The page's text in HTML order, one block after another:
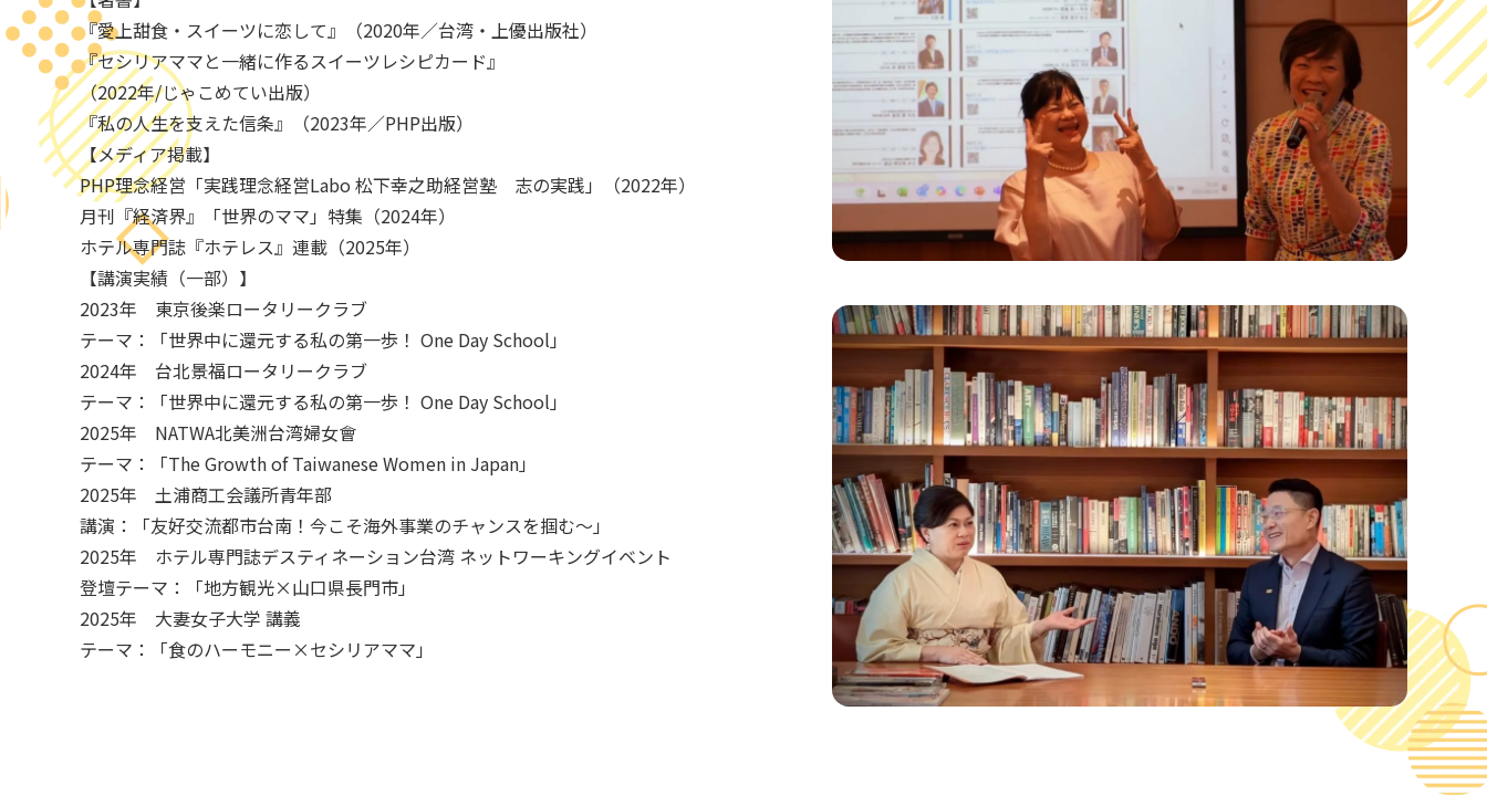
『愛上甜食・スイーツに恋して』（2020年／台湾・上優出版社）
『セシリアママと一緒に作るスイーツレシピカード』
（2022年/じゃこめてい出版）
『私の人生を支えた信条』（2023年／PHP出版）
【メディア掲載】
PHP理念経営「実践理念経営Labo 松下幸之助経営塾 志の実践」（2022年）
月刊『経済界』「世界のママ」特集（2024年）
ホテル専門誌『ホテレス』連載（2025年）
【講演実績（一部）】
2023年 東京後楽ロータリークラブ
テーマ：「世界中に還元する私の第一歩！ One Day School」
2024年 台北景福ロータリークラブ
テーマ：「世界中に還元する私の第一歩！ One Day School」
2025年 NATWA北美洲台湾婦女會
テーマ：「The Growth of Taiwanese Women in Japan」
2025年 土浦商工会議所青年部
講演：「友好交流都市台南！今こそ海外事業のチャンスを掴む～」
2025年 ホテル専門誌デスティネーション台湾 ネットワーキングイベント
登壇テーマ：「地方観光×山口県長門市」
2025年 大妻女子大学 講義
テーマ：「食のハーモニー×セシリアママ」